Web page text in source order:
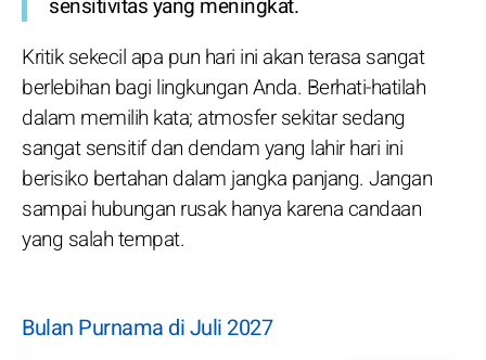
Kritik sekecil apa pun hari ini akan terasa sangat
berlebihan bagi lingkungan Anda. Berhati-hatilah
dalam memilih kata; atmosfer sekitar sedang
sangat sensitif dan dendam yang lahir hari ini
berisiko bertahan dalam jangka panjang. Jangan
sampai hubungan rusak hanya karena candaan
yang salah tempat.
Bulan Purnama di Juli 2027